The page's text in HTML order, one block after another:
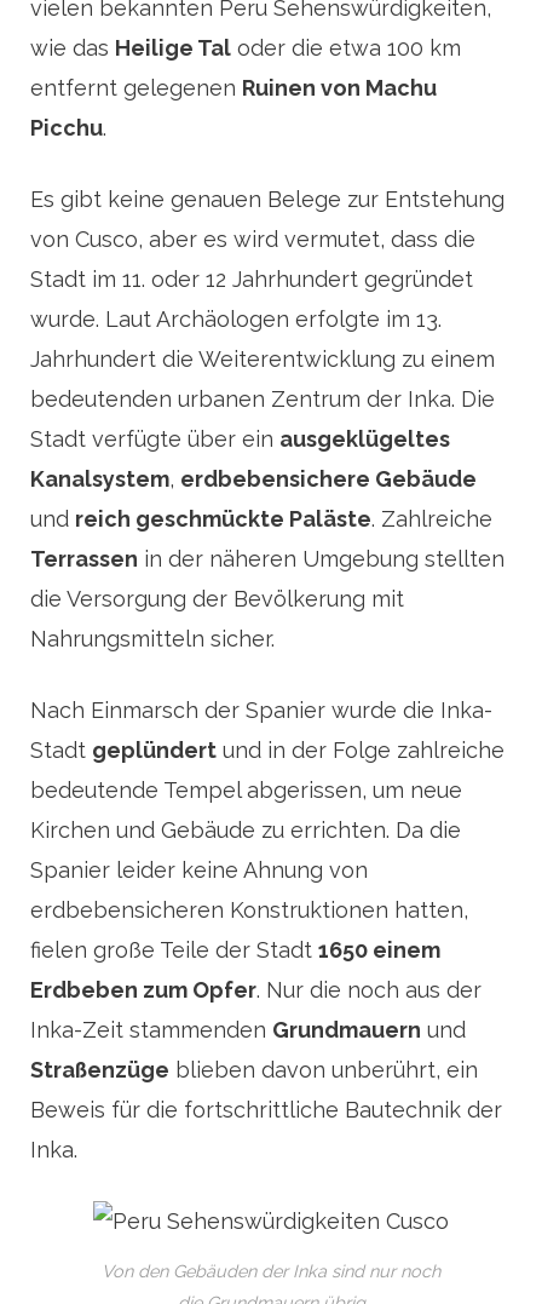
vielen bekannten Peru Sehenswürdigkeiten,
wie das Heilige Tal oder die etwa 100 km
entfernt gelegenen Ruinen von Machu
Picchu.
Es gibt keine genauen Belege zur Entstehung
von Cusco, aber es wird vermutet, dass die
Stadt im 11. oder 12 Jahrhundert gegründet
wurde. Laut Archäologen erfolgte im 13.
Jahrhundert die Weiterentwicklung zu einem
bedeutenden urbanen Zentrum der Inka. Die
Stadt verfügte über ein ausgeklügeltes
Kanalsystem, erdbebensichere Gebäude
und reich geschmückte Paläste. Zahlreiche
Terrassen in der näheren Umgebung stellten
die Versorgung der Bevölkerung mit
Nahrungsmitteln sicher.
Nach Einmarsch der Spanier wurde die Inka-
Stadt geplündert und in der Folge zahlreiche
bedeutende Tempel abgerissen, um neue
Kirchen und Gebäude zu errichten. Da die
Spanier leider keine Ahnung von
erdbebensicheren Konstruktionen hatten,
fielen große Teile der Stadt 1650 einem
Erdbeben zum Opfer. Nur die noch aus der
Inka-Zeit stammenden Grundmauern und
Straßenzüge blieben davon unberührt, ein
Beweis für die fortschrittliche Bautechnik der
Inka.
Von den Gebäuden der Inka sind nur noch